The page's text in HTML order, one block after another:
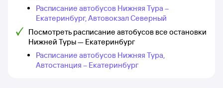
Расписание автобусов Нижняя Тура –
Екатеринбург, Автовокзал Северный
Посмотреть расписание автобусов все остановки
Нижней Туры — Екатеринбург
Расписание автобусов Нижняя Тура,
Автостанция – Екатеринбург